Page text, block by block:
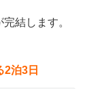
結します。
2泊3日